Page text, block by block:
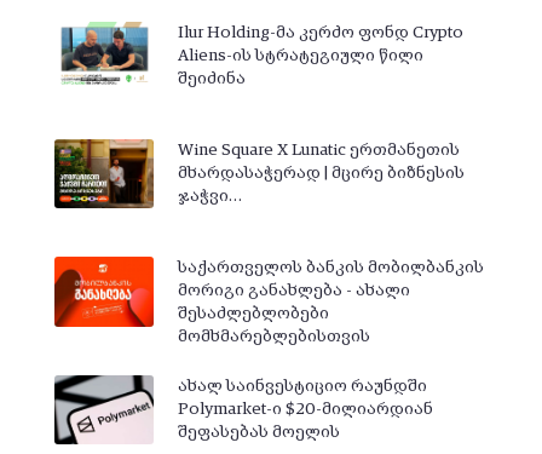
Ilur Holding-მა კერძო ფონდ Crypto
Aliens-ის სტრატეგიული წილი
შეიძინა
Wine Square X Lunatic ერთმანეთის
მხარდასაჭერად | მცირე ბიზნესის
ჯაჭვი…
საქართველოს ბანკის მობილბანკის
მორიგი განახლება - ახალი
შესაძლებლობები
მომხმარებლებისთვის
ახალ საინვესტიციო რაუნდში
Polymarket-ი $20-მილიარდიან
შეფასებას მოელის